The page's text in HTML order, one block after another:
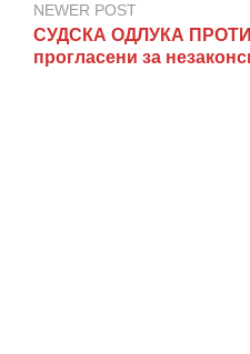
NEWER POST
СУДСКА ОДЛУКА
прогласени за